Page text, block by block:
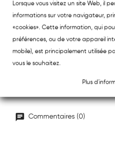
La feuille de Desmodium
contribue au bon
grâce à ses propriétés
protectrices.
Commentaires (0)
Lorsque vous visitez un site Web, il
informations sur votre navigateur,
«cookies». Cette information, qui
préférences, ou de votre appareil
mobile), est principalement utilisée
vous le souhaitez.
Plus